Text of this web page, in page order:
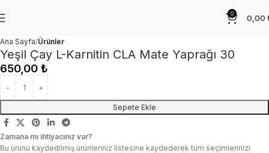
0 0,00
Ana Sayfa Ürünler
Yeşil Çay L-Karnitin CLA Mate Yaprağı 30
650,00 ₺
Sepete Ekle
Zamana mı ihtiyacınız var?
Bu ürünü kaydedilmiş ürünleriniz listesine kaydederek tüm seçimlerinizi